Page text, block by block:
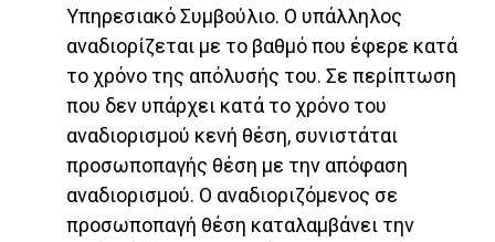
Υπηρεσιακό Συμβούλιο. Ο υπάλληλος
αναδιορίζεται με το βαθμό που έφερε κατά
το χρόνο της απόλυσής του. Σε περίπτωση
που δεν υπάρχει κατά το χρόνο του
αναδιορισμού κενή θέση, συνιστάται
προσωποπαγής θέση με την απόφαση
αναδιορισμού. Ο αναδιοριζόμενος σε
προσωποπαγή θέση καταλαμβάνει την